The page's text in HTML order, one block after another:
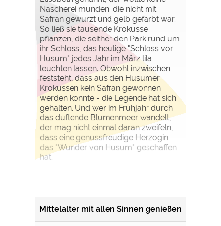
Nascherei munden, die nicht mit
Safran gewürzt und gelb gefärbt war.
So ließ sie tausende Krokusse
pflanzen, die seither den Park rund um
ihr Schloss, das heutige "Schloss vor
Husum" jedes Jahr im März lila
leuchten lassen. Obwohl inzwischen
feststeht, dass aus den Husumer
Krokussen kein Safran gewonnen
werden konnte - die Legende hat sich
gehalten. Und wer im Frühjahr durch
das duftende Blumenmeer wandelt,
der mag nicht einmal daran zweifeln,
dass eine genussfreudige Herzogin
das "Wunder von Husum" geschaffen
hat.
Mittelalter mit allen Sinnen genießen